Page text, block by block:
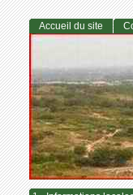
Accueil du site